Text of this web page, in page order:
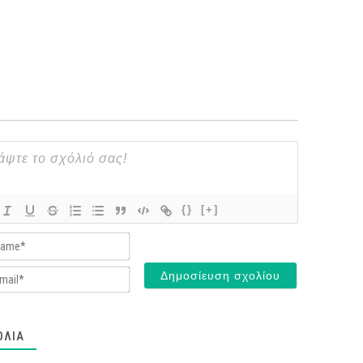
{} [+]
Name*
Email*